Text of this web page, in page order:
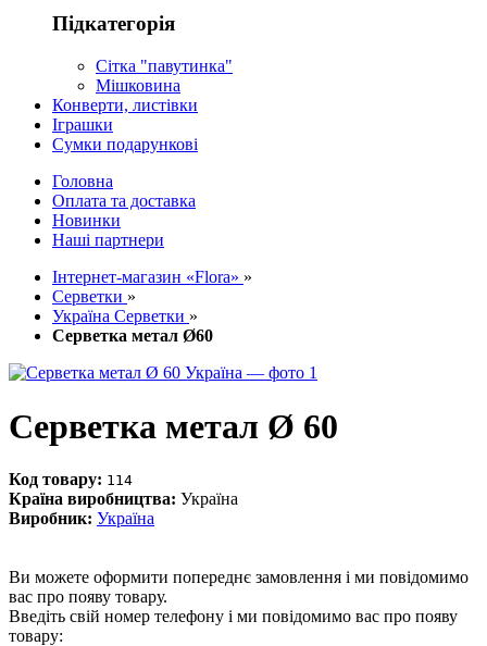
Підкатегорія
Сітка "павутинка"
Мішковина
Конверти, листівки
Іграшки
Сумки подарункові
Головна
Оплата та доставка
Новинки
Наші партнери
Інтернет-магазин «Flora» »
Серветки »
Україна Серветки »
Серветка метал Ø60
Серветка метал Ø 60
Код товару: 114
Країна виробництва: Україна
Виробник: Україна
Ви можете оформити попереднє замовлення і ми повідомимо
вас про появу товару.
Введіть свій номер телефону і ми повідомимо вас про появу
товару: